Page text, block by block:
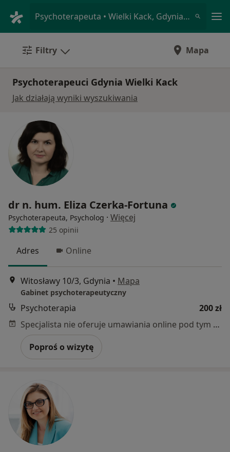
Psychoterapeuta • Wielki Kack, Gdynia, pomorskie
Filtry Mapa
Psychoterapeuci Gdynia Wielki Kack
Jak działają wyniki wyszukiwania
dr n. hum. Eliza Czerka-Fortuna
Psychoterapeuta, Psycholog · Więcej
25 opinii
Adres Online
Witosławy 10/3, Gdynia • Mapa
Gabinet psychoterapeutyczny
Psychoterapia
200 zł
Specjalista nie oferuje umawiania online pod tym adresem.
Poproś o wizytę